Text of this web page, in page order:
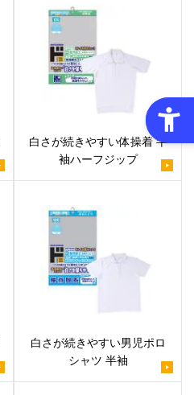
白さが続きやすい体操着 半
袖ハーフジップ
白さが続きやすい男児ポロ
シャツ 半袖